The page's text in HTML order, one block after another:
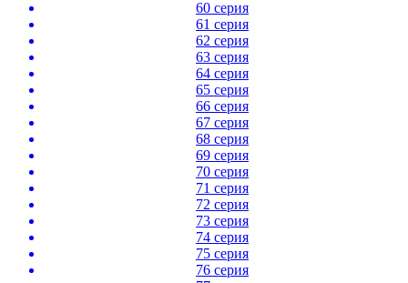
60 серия
61 серия
62 серия
63 серия
64 серия
65 серия
66 серия
67 серия
68 серия
69 серия
70 серия
71 серия
72 серия
73 серия
74 серия
75 серия
76 серия